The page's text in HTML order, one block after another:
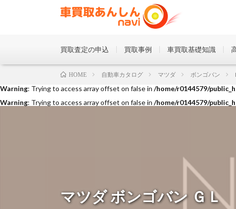
: Trying to access array offset on false in /home/r0144579/
Warning: Trying to access array offset on false in /home/r0144579/
Warning: Trying to access array offset on false in /home/r0144579/
買取査定の申込 買取事例 車買取基礎知識
マツダ ボンゴバン Ｇ
HOME 自動車カタログ マツダ ボンゴバン